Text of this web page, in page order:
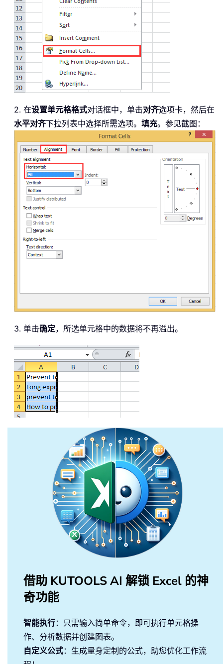
2. 在设置单元格格式对话框中，单击对齐选项卡，然后在
水平对齐下拉列表中选择所需选项。 填充。参见截图：
3. 单击确定，所选单元格中的数据将不再溢出。
借助 KUTOOLS AI 解锁 Excel 的神
奇功能
智能执行：只需输入简单命令，即可执行单元格操
作、分析数据并创建图表。
自定义公式：生成量身定制的公式，助您优化工作流